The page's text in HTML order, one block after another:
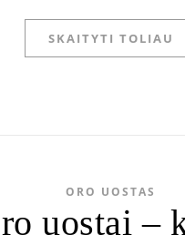
SKAITYTI TOLIAU
ORO UOSTAS
uostai –